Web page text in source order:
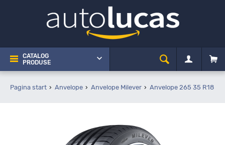
CATALOG
PRODUSE
Pagina start Anvelope Anvelope Milever Anvelope 265 35 R18